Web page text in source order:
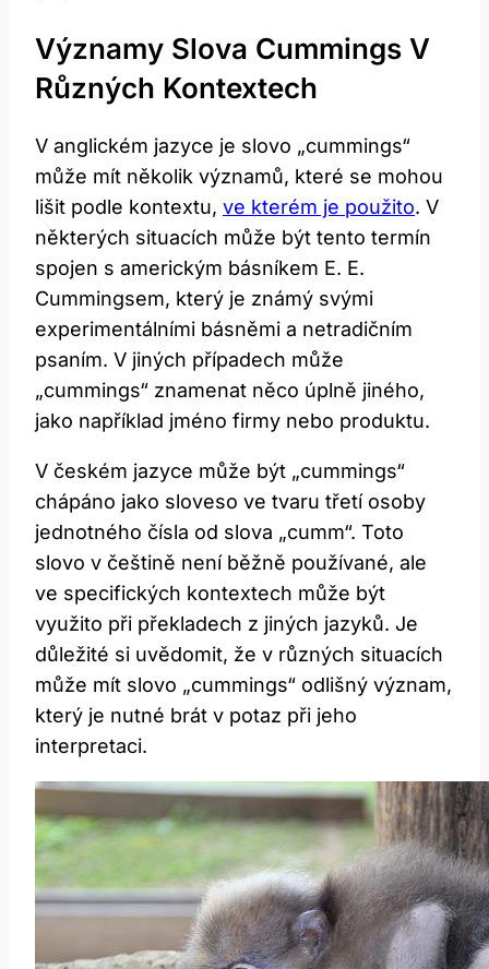
Významy Slova Cummings V
Různých Kontextech
V anglickém jazyce je slovo „cummings“
může mít několik významů, které se mohou
lišit podle kontextu, ve kterém je použito. V
některých situacích může být tento termín
spojen s americkým básníkem E. E.
Cummingsem, který je známý svými
experimentálními básněmi a netradičním
psaním. V jiných případech může
„cummings“ znamenat něco úplně jiného,
jako například jméno firmy nebo produktu.
V českém jazyce může být „cummings“
chápáno jako sloveso ve tvaru třetí osoby
jednotného čísla od slova „cumm“. Toto
slovo v češtině není běžně používané, ale
ve specifických kontextech může být
využito při překladech z jiných jazyků. Je
důležité si uvědomit, že v různých situacích
může mít slovo „cummings“ odlišný význam,
který je nutné brát v potaz při jeho
interpretaci.